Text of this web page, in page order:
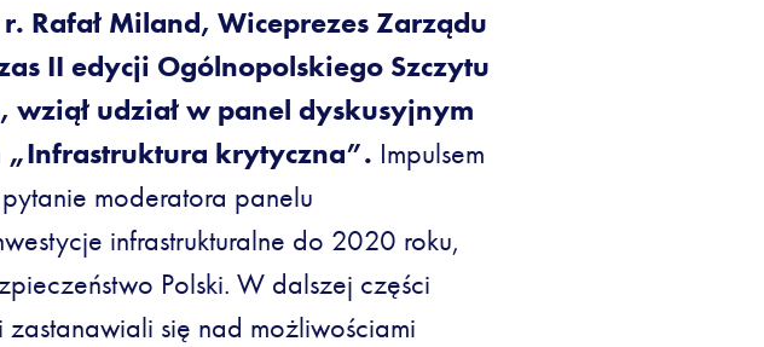
Rafał Miland, Wiceprezes Zarządu
II edycji Ogólnopolskiego Szczytu
wziął udział w panel dyskusyjnym
„Infrastruktura krytyczna”. Impulsem
moderatora panelu
infrastrukturalne do 2020 roku,
Polski. W dalszej części
zastanawiali się nad możliwościami